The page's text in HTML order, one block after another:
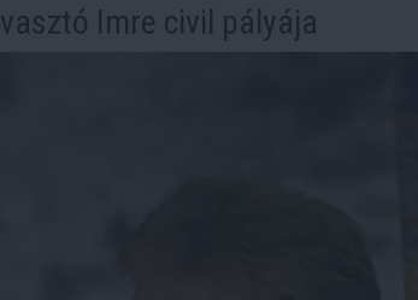
Imre civil pályája